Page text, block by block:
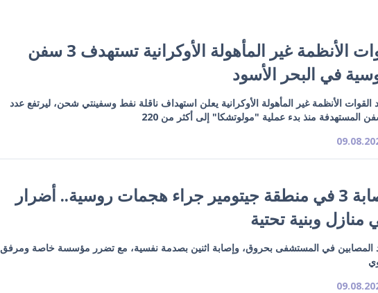
قوات الأنظمة غير المأهولة الأوكرانية تستهدف 3 سفن
في البحر الأسود
القوات الأنظمة غير المأهولة الأوكرانية يعلن استهداف ناقلة نفط وسفينتي شحن، ليرتفع عدد
المستهدفة منذ بدء عملية "مولوتشكا" إلى أكثر من 220
إصابة 3 في منطقة جيتومير جراء هجمات روسية.. أضرار
منازل وبنية تحتية
المصابين في المستشفى بحروق، وإصابة اثنين بصدمة نفسية، مع تضرر مؤسسة خاصة ومرفق